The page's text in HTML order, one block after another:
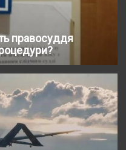
правосуддя